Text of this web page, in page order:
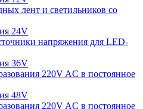
лент и светильников со
24V
напряжения для LED-
36V
220V AC в постоянное
48V
220V AC в постоянное